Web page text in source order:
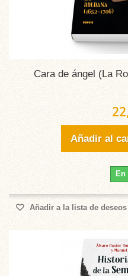
Cara de ángel (La
Añadir al
En
Añadir a la lista de deseos